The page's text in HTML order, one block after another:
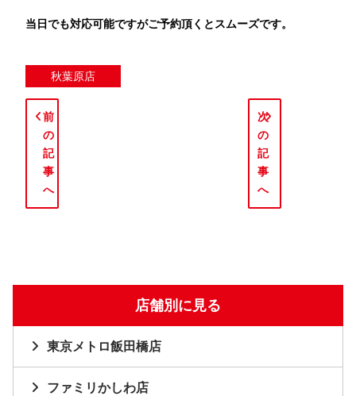
当日でも対応可能ですがご予約頂くとスムーズです。
秋葉原店
前
の
記
事
へ
次
の
記
事
へ
店舗別に見る
東京メトロ飯田橋店
ファミリかしわ店